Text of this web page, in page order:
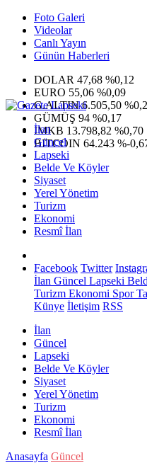
Foto Galeri
Videolar
Canlı Yayın
Günün Haberleri
DOLAR 47,68 %0,12
EURO 55,06 %0,09
G.ALTIN6.505,50
GÜMÜŞ 94 %0,17
IMKB 13.798,82 %0,70
BITCOIN 64.243 %-
İlan
Güncel
Lapseki
Belde Ve Köyler
Siyaset
Yerel Yönetim
Turizm
Ekonomi
Resmî İlan
Facebook Twitter
İlan Güncel Lapseki
Turizm Ekonomi Spor
Künye İletişim RSS
İlan
Güncel
Lapseki
Belde Ve Köyler
Siyaset
Yerel Yönetim
Turizm
Ekonomi
Resmî İlan
Anasayfa Güncel